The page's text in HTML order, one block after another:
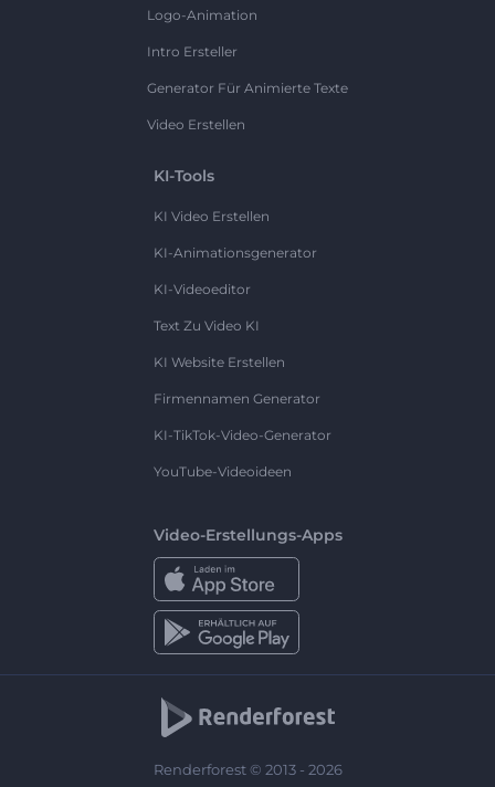
Logo-Animation
Intro Ersteller
Generator Für Animierte Texte
Video Erstellen
KI-Tools
KI Video Erstellen
KI-Animationsgenerator
KI-Videoeditor
Text Zu Video KI
KI Website Erstellen
Firmennamen Generator
KI-TikTok-Video-Generator
YouTube-Videoideen
Video-Erstellungs-Apps
Renderforest © 2013 - 2026